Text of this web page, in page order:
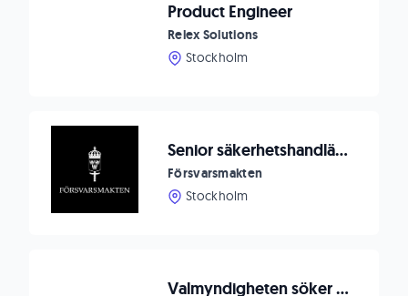
Product Engineer
Relex Solutions
Stockholm
Senior säkerhetshandläggare
Försvarsmakten
Stockholm
Valmyndigheten söker valhandläggare med statistikinriktning